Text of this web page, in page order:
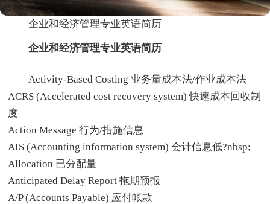
企业和经济管理专业英语简历
企业和经济管理专业英语简历
Activity-Based Costing 业务量成本法/作业成本法
ACRS (Accelerated cost recovery system) 快速成本回收制
度
Action Message 行为/措施信息
AIS (Accounting information system) 会计信息低?nbsp;
Allocation 已分配量
Anticipated Delay Report 拖期预报
A/P (Accounts Payable) 应付帐款